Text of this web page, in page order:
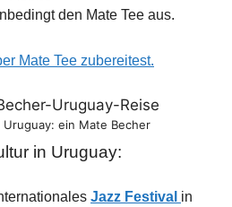
den Mate Tee aus.
Mate Tee zubereitest.
Uruguay: ein Mate Becher
in Uruguay:
Jazz Festival in